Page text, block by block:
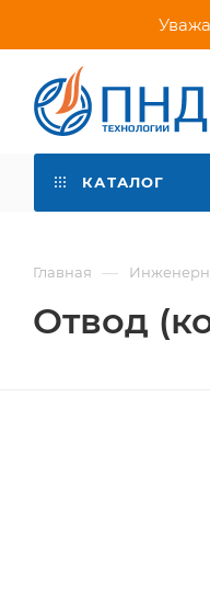
КАТАЛОГ
Главная —
Отвод